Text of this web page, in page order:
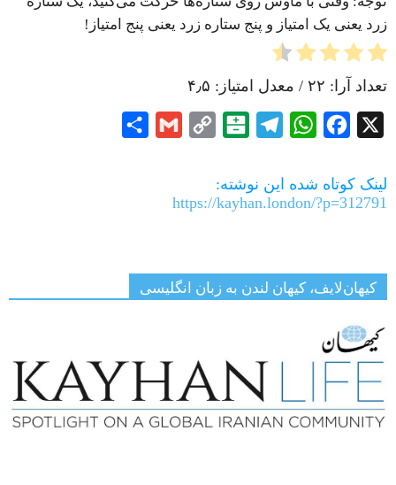
زرد یعنی یک امتیاز و پنج ستاره زرد یعنی پنج امتیاز!
تعداد آرا: ۲۲ / معدل امتیاز: ۴٫۵
X
Facebook
WhatsApp
Telegram
Balatarin
Copy
Gmail
لینک کوتاه شده این نوشته:
https://kayhan.london/?p=312791
کیهان‌لایف، کیهان لندن به زبان انگلیسی